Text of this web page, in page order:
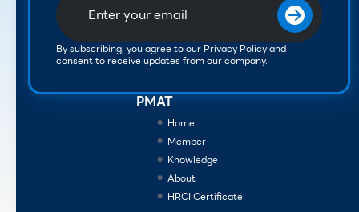
By subscribing, you agree to our Privacy Policy and
consent to receive updates from our company.
PMAT
Home
Member
Knowledge
About
HRCI Certificate